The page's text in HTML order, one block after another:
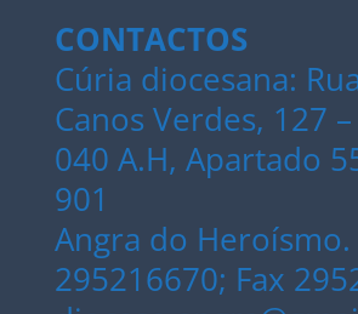
CONTACTOS
Cúria diocesana:
Canos Verdes, 127
040 A.H, Apartado
901
Angra do Heroísmo.
295216670; Fax